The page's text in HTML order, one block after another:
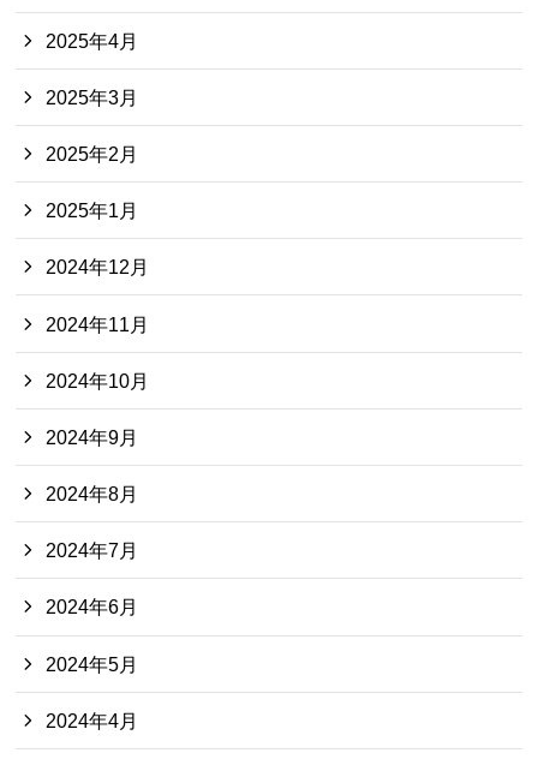
2025年4月
2025年3月
2025年2月
2025年1月
2024年12月
2024年11月
2024年10月
2024年9月
2024年8月
2024年7月
2024年6月
2024年5月
2024年4月